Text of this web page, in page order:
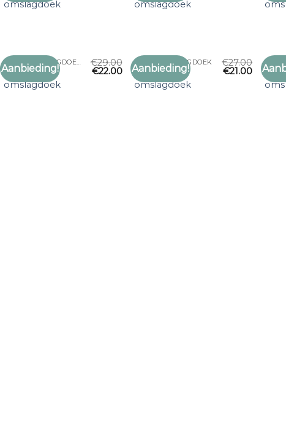
omslagdoek
omslagdoek
Aanbieding!
Toevoegen
GROTE OMSLAGDOEK
grote
omslagdoek
€29.00
€22.00 Aanbieding!
Toevoegen
GROTE OMSLAGDOEK
grote
omslagdoek
€27.00
€21.00